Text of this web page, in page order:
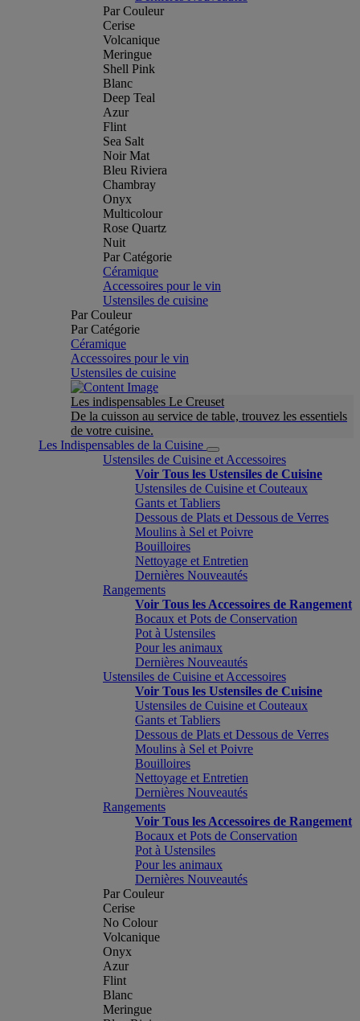
Par Couleur
Cerise
Volcanique
Meringue
Shell Pink
Blanc
Deep Teal
Azur
Flint
Sea Salt
Noir Mat
Bleu Riviera
Chambray
Onyx
Multicolour
Rose Quartz
Nuit
Par Catégorie
Céramique
Accessoires pour le vin
Ustensiles de cuisine
Par Couleur
Par Catégorie
Céramique
Accessoires pour le vin
Ustensiles de cuisine
Les indispensables Le Creuset
De la cuisson au service de table, trouvez les essentiels
de votre cuisine.
Les Indispensables de la Cuisine
Ustensiles de Cuisine et Accessoires
Voir Tous les Ustensiles de Cuisine
Ustensiles de Cuisine et Couteaux
Gants et Tabliers
Dessous de Plats et Dessous de Verres
Moulins à Sel et Poivre
Bouilloires
Nettoyage et Entretien
Dernières Nouveautés
Rangements
Voir Tous les Accessoires de Rangement
Bocaux et Pots de Conservation
Pot à Ustensiles
Pour les animaux
Dernières Nouveautés
Ustensiles de Cuisine et Accessoires
Voir Tous les Ustensiles de Cuisine
Ustensiles de Cuisine et Couteaux
Gants et Tabliers
Dessous de Plats et Dessous de Verres
Moulins à Sel et Poivre
Bouilloires
Nettoyage et Entretien
Dernières Nouveautés
Rangements
Voir Tous les Accessoires de Rangement
Bocaux et Pots de Conservation
Pot à Ustensiles
Pour les animaux
Dernières Nouveautés
Par Couleur
Cerise
No Colour
Volcanique
Onyx
Azur
Flint
Blanc
Meringue